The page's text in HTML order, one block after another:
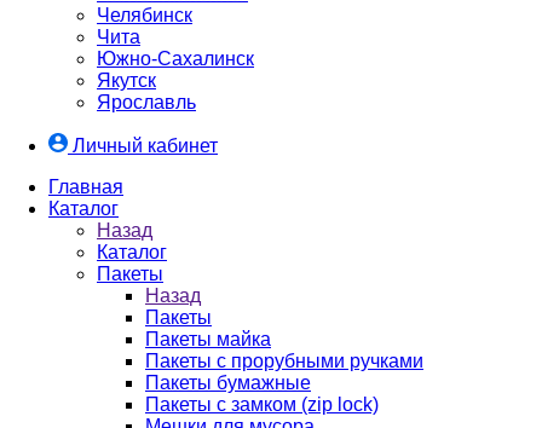
Челябинск
Чита
Южно-Cахалинск
Якутск
Ярославль
Личный кабинет
Главная
Каталог
Назад
Каталог
Пакеты
Назад
Пакеты
Пакеты майка
Пакеты с прорубными ручками
Пакеты бумажные
Пакеты с замком (zip lock)